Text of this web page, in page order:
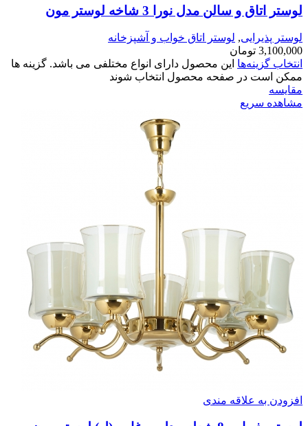
لوستر اتاق و سالن مدل نورا 3 شاخه لوستر مون
لوستر پذیرایی, لوستر اتاق خواب و آشپزخانه
3,100,000 تومان
انتخاب گزینه‌ها این محصول دارای انواع مختلفی می باشد. گزینه ها
ممکن است در صفحه محصول انتخاب شوند
مقایسه
مشاهده سریع
افزودن به علاقه مندی